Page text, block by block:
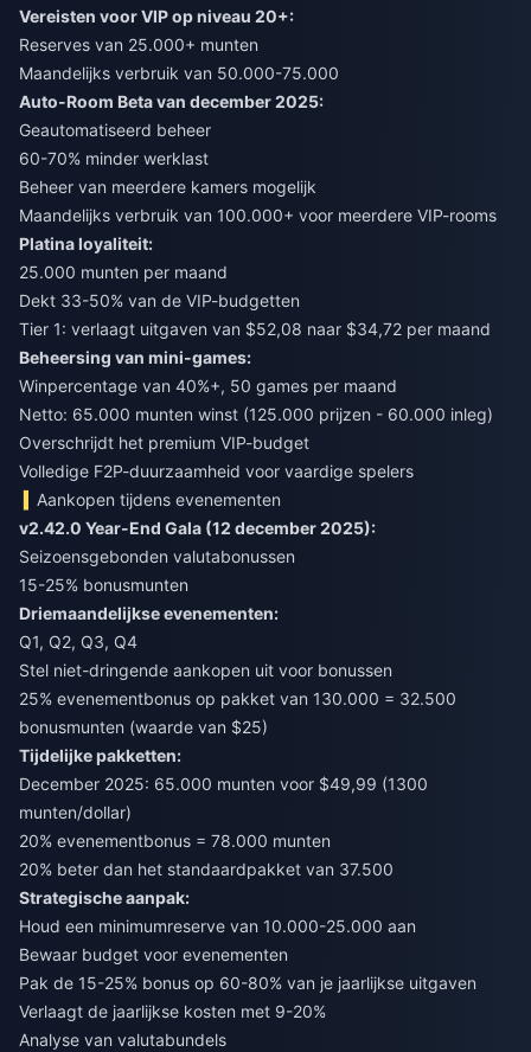
Vereisten voor VIP op niveau 20+:
Reserves van 25.000+ munten
Maandelijks verbruik van 50.000-75.000
Auto-Room Beta van december 2025:
Geautomatiseerd beheer
60-70% minder werklast
Beheer van meerdere kamers mogelijk
Maandelijks verbruik van 100.000+ voor meerdere VIP-rooms
Platina loyaliteit:
25.000 munten per maand
Dekt 33-50% van de VIP-budgetten
Tier 1: verlaagt uitgaven van $52,08 naar $34,72 per maand
Beheersing van mini-games:
Winpercentage van 40%+, 50 games per maand
Netto: 65.000 munten winst (125.000 prijzen - 60.000 inleg)
Overschrijdt het premium VIP-budget
Volledige F2P-duurzaamheid voor vaardige spelers
Aankopen tijdens evenementen
v2.42.0 Year-End Gala (12 december 2025):
Seizoensgebonden valutabonussen
15-25% bonusmunten
Driemaandelijkse evenementen:
Q1, Q2, Q3, Q4
Stel niet-dringende aankopen uit voor bonussen
25% evenementbonus op pakket van 130.000 = 32.500
bonusmunten (waarde van $25)
Tijdelijke pakketten:
December 2025: 65.000 munten voor $49,99 (1300
munten/dollar)
20% evenementbonus = 78.000 munten
20% beter dan het standaardpakket van 37.500
Strategische aanpak:
Houd een minimumreserve van 10.000-25.000 aan
Bewaar budget voor evenementen
Pak de 15-25% bonus op 60-80% van je jaarlijkse uitgaven
Verlaagt de jaarlijkse kosten met 9-20%
Analyse van valutabundels